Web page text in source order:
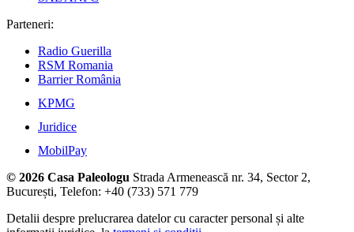
Parteneri:
Radio Guerilla
RSM Romania
Barrier România
KPMG
Juridice
MobilPay
© 2026 Casa Paleologu Strada Armenească nr. 34, Sector 2,
București, Telefon: +40 (733) 571 779
Detalii despre prelucrarea datelor cu caracter personal și alte